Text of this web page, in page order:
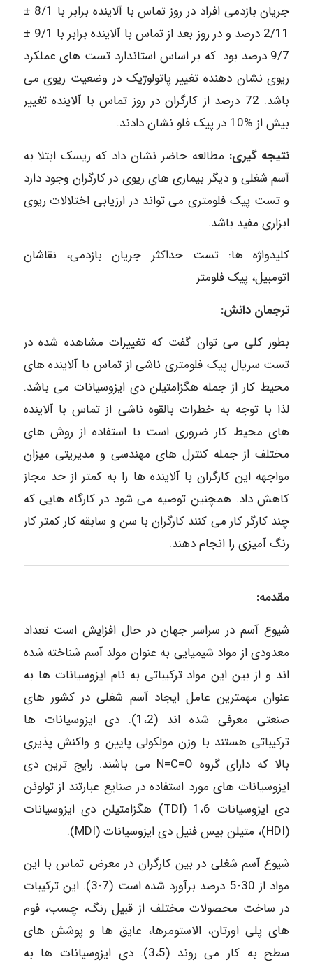
جریان بازدمی افراد در روز تماس با آلاینده برابر با 8/1 ±
2/11 درصد و در روز بعد از تماس با آلاینده برابر با 9/1 ±
9/7 درصد بود. که بر اساس استاندارد تست های عملکرد
ریوی نشان دهنده تغییر پاتولوژیک در وضعیت ریوی می
باشد. 72 درصد از کارگران در روز تماس با آلاینده تغییر
بیش از %10 در پیک فلو نشان دادند.
نتیجه گیری: مطالعه حاضر نشان داد که ریسک ابتلا به
آسم شغلی و دیگر بیماری های ریوی در کارگران وجود دارد
و تست پیک فلومتری می تواند در ارزیابی اختلالات ریوی
ابزاری مفید باشد.
کلیدواژه ها: تست حداکثر جریان بازدمی، نقاشان
اتومبیل، پیک فلومتر
ترجمان دانش:
بطور کلی می توان گفت که تغییرات مشاهده شده در
تست سریال پیک فلومتری ناشی از تماس با آلاینده های
محیط کار از جمله هگزامتیلن دی ایزوسیانات می باشد.
لذا با توجه به خطرات بالقوه ناشی از تماس با آلاینده
های محیط کار ضروری است با استفاده از روش های
مختلف از جمله کنترل های مهندسی و مدیریتی میزان
مواجهه این کارگران با آلاینده ها را به کمتر از حد مجاز
کاهش داد. همچنین توصیه می شود در کارگاه هایی که
چند کارگر کار می کنند کارگران با سن و سابقه کار کمتر کار
رنگ آمیزی را انجام دهند.
مقدمه:
شیوع آسم در سراسر جهان در حال افزایش است تعداد
معدودی از مواد شیمیایی به عنوان مولد آسم شناخته شده
اند و از بین این مواد ترکیباتی به نام ایزوسیانات ها به
عنوان مهمترین عامل ایجاد آسم شغلی در کشور های
صنعتی معرفی شده اند (1،2). دی ایزوسیانات ها
ترکیباتی هستند با وزن مولکولی پایین و واکنش پذیری
بالا که دارای گروه N=C=O می باشند. رایج ترین دی
ایزوسیانات های مورد استفاده در صنایع عبارتند از تولوئن
دی ایزوسیانات TDI) 1،6) هگزامتیلن دی ایزوسیانات
(HDI)، متیلن بیس فنیل دی ایزوسیانات (MDI).
شیوع آسم شغلی در بین کارگران در معرض تماس با این
مواد از 30-5 درصد برآورد شده است (7-3). این ترکیبات
در ساخت محصولات مختلف از قبیل رنگ، چسب، فوم
های پلی اورتان، الاستومرها، عایق ها و پوشش های
سطح به کار می روند (3،5). دی ایزوسیانات ها به